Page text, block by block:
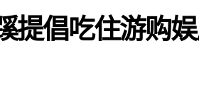
提倡吃住游购